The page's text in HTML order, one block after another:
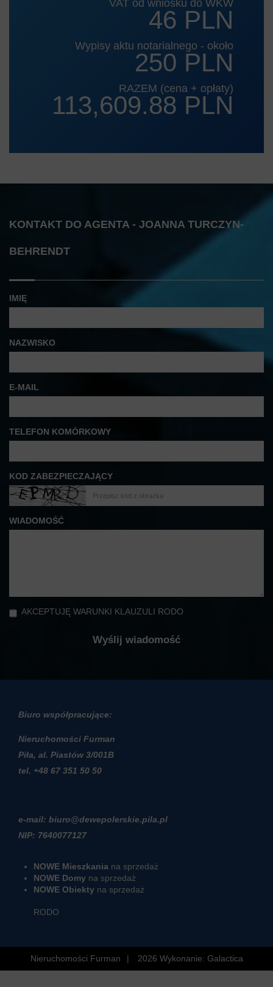
VAT od wniosku do WKW
46 PLN
Wypisy aktu notarialnego - około
250 PLN
RAZEM (cena + opłaty)
113,609.88 PLN
KONTAKT DO AGENTA - JOANNA TURCZYN-
BEHRENDT
IMIĘ
NAZWISKO
E-MAIL
TELEFON KOMÓRKOWY
KOD ZABEZPIECZAJĄCY
WIADOMOŚĆ
AKCEPTUJĘ WARUNKI KLAUZULI RODO
Biuro współpracujące:
Nieruchomości Furman
Piła, al. Piastów 3/001B
tel. +48 67 351 50 50
e-mail: biuro@dewepolerskie.pila.pl
NIP: 7640077127
NOWE Mieszkania na sprzedaż
NOWE Domy na sprzedaż
NOWE Obiekty na sprzedaż
RODO
Nieruchomości Furman 2026 Wykonanie: Galactica